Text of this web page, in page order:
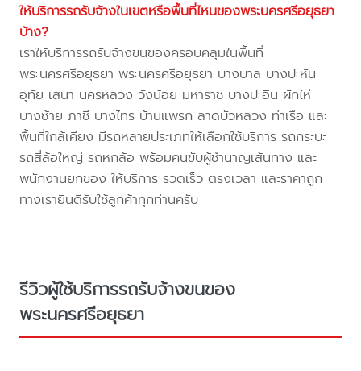
ให้บริการรถรับจ้างในเขตหรือพื้นที่ไหนของพระนครศรีอยุธยา
บ้าง?
เราให้บริการรถรับจ้างขนของครอบคลุมในพื้นที่
พระนครศรีอยุธยา พระนครศรีอยุธยา บางบาล บางปะหัน
อุทัย เสนา นครหลวง วังน้อย มหาราช บางปะอิน ผักไห่
บางซ้าย ภาชี บางไทร บ้านแพรก ลาดบัวหลวง ท่าเรือ และ
พื้นที่ใกล้เคียง มีรถหลายประเภทให้เลือกใช้บริการ รถกระบะ
รถสี่ล้อใหญ่ รถหกล้อ พร้อมคนขับผู้ชำนาญเส้นทาง และ
พนักงานยกของ ให้บริการ รวดเร็ว ตรงเวลา และราคาถูก
ทางเรายินดีรับใช้ลูกค้าทุกท่านครับ
รีวิวผู้ใช้บริการรถรับจ้างขนของ
พระนครศรีอยุธยา